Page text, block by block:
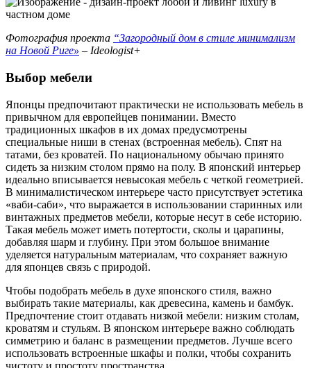
Фотография проекта “Загородный дом в стиле минимализм
на Новой Риге» – Ideologist+
Выбор мебели
Японцы предпочитают практически не использовать мебель в
привычном для европейцев понимании. Вместо
традиционных шкафов в их домах предусмотрены
специальные ниши в стенах (встроенная мебель). Спят на
татами, без кроватей. По национальному обычаю принято
сидеть за низким столом прямо на полу. В японский интерьер
идеально вписывается невысокая мебель с четкой геометрией.
В минималистическом интерьере часто присутствует эстетика
«ваби-саби», что выражается в использовании старинных или
винтажных предметов мебели, которые несут в себе историю.
Такая мебель может иметь потертости, сколы и царапины,
добавляя шарм и глубину. При этом большое внимание
уделяется натуральным материалам, что сохраняет важную
для японцев связь с природой.
Чтобы подобрать мебель в духе японского стиля, важно
выбирать такие материалы, как древесина, камень и бамбук.
Предпочтение стоит отдавать низкой мебели: низким столам,
кроватям и стульям. В японском интерьере важно соблюдать
симметрию и баланс в размещении предметов. Лучше всего
использовать встроенные шкафы и полки, чтобы сохранить
чистоту и простоту пространства.